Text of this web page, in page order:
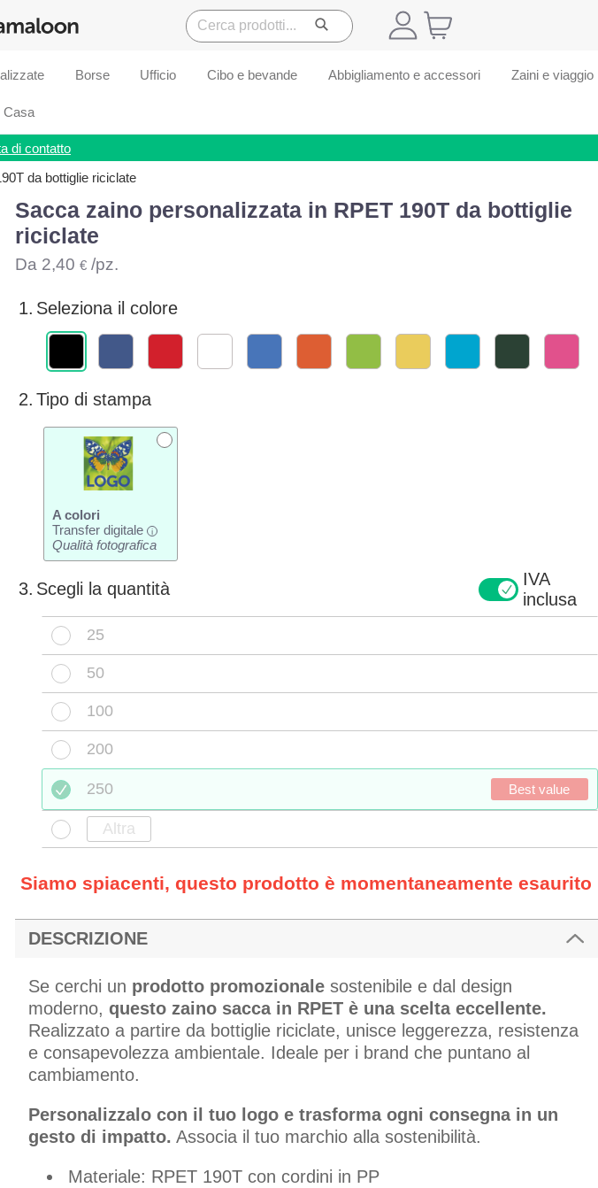
Borse Ufficio Cibo e bevande Abbigliamento e accessori Zaini e viaggio
Casa
di contatto
da bottiglie riciclate
Sacca zaino personalizzata in RPET 190T da bottiglie
riciclate
Da 2,40 €/pz.
1. Seleziona il colore
2. Tipo di stampa
A colori
Transfer digitale
i
Qualità fotografica
3. Scegli la quantità
IVA
inclusa
25
50
100
200
250 Best value
Siamo spiacenti, questo prodotto è momentaneamente esaurito
DESCRIZIONE
Se cerchi un prodotto promozionalesostenibile e dal design
moderno, questo zaino sacca in RPET è una scelta eccellente.
Realizzato a partire da bottiglie riciclate, unisce leggerezza, resistenza
e consapevolezza ambientale. Ideale per i brand che puntano al
cambiamento.
Personalizzalo con il tuo logo e trasforma ogni consegna in un
gesto di impatto. Associa il tuo marchio alla sostenibilità.
Materiale: RPET 190T con cordini in PP